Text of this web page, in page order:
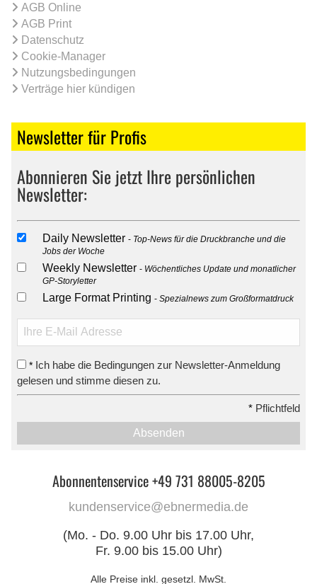
AGB Online
AGB Print
Datenschutz
Cookie-Manager
Nutzungsbedingungen
Verträge hier kündigen
Newsletter für Profis
Abonnieren Sie jetzt Ihre persönlichen
Newsletter:
Daily Newsletter
Top-News für die Druckbranche und die
Jobs der Woche
Weekly Newsletter
Wöchentliches Update und monatlicher
GP-Storyletter
Large Format Printing Spezialnews zum Großformatdruck
* Ich habe die Bedingungen zur Newsletter-Anmeldung
gelesen und stimme diesen zu.
* Pflichtfeld
Absenden
Abonnentenservice +49 731 88005-8205
kundenservice@ebnermedia.de
(Mo. - Do. 9.00 Uhr bis 17.00 Uhr,
Fr. 9.00 bis 15.00 Uhr)
Alle Preise inkl. gesetzl. MwSt.